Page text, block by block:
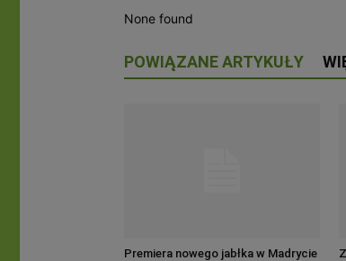
None found
POWIĄZANE ARTYKUŁY
Premiera nowego jabłka w Madrycie